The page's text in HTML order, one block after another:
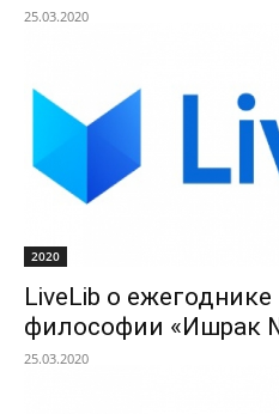
25.03.2020
2020
LiveLib о
философии «Ишрак
25.03.2020